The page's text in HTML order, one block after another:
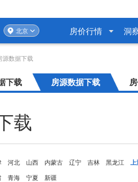
北京 房价行情 洞
源数据下载
下载 房源数据下载
载
河北 山西 内蒙古 辽宁 吉林 黑龙江 上
青海 宁夏 新疆